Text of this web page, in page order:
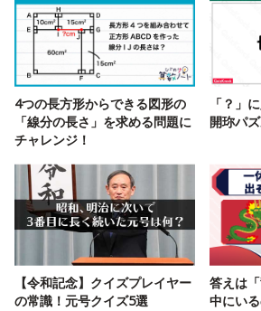
4つの長方形からできる図形の
「線分の長さ」を求める問題に
チャレンジ！
「？」
開珎パ
【令和記念】クイズプレイヤー
の常識！元号クイズ5選
答えは
中にい